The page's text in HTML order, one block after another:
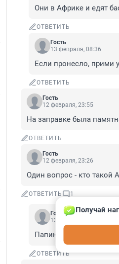
Они в Африке и едят
ОТВЕТИТЬ
Гость
13 февраля, 08:36
Если пронесло, прими
ОТВЕТИТЬ
Гость
12 февраля, 23:55
На заправке была
ОТВЕТИТЬ
Гость
12 февраля, 23:26
Один вопрос - кто такой
ОТВЕТИТЬ 1
Гость
13 февраля, 08:40
Папина дочка
ОТВЕТИТЬ
Получай